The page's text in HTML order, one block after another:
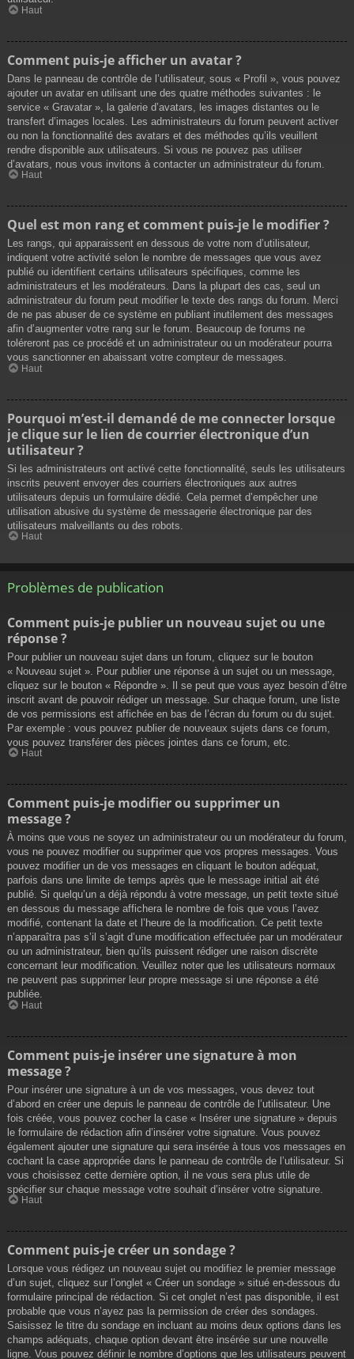
Haut
Comment puis-je afficher un avatar ?
Dans le panneau de contrôle de l’utilisateur, sous « Profil », vous pouvez
ajouter un avatar en utilisant une des quatre méthodes suivantes : le
service « Gravatar », la galerie d’avatars, les images distantes ou le
transfert d’images locales. Les administrateurs du forum peuvent activer
ou non la fonctionnalité des avatars et des méthodes qu’ils veuillent
rendre disponible aux utilisateurs. Si vous ne pouvez pas utiliser
d’avatars, nous vous invitons à contacter un administrateur du forum.
Haut
Quel est mon rang et comment puis-je le modifier ?
Les rangs, qui apparaissent en dessous de votre nom d’utilisateur,
indiquent votre activité selon le nombre de messages que vous avez
publié ou identifient certains utilisateurs spécifiques, comme les
administrateurs et les modérateurs. Dans la plupart des cas, seul un
administrateur du forum peut modifier le texte des rangs du forum. Merci
de ne pas abuser de ce système en publiant inutilement des messages
afin d’augmenter votre rang sur le forum. Beaucoup de forums ne
toléreront pas ce procédé et un administrateur ou un modérateur pourra
vous sanctionner en abaissant votre compteur de messages.
Haut
Pourquoi m’est-il demandé de me connecter lorsque
je clique sur le lien de courrier électronique d’un
utilisateur ?
Si les administrateurs ont activé cette fonctionnalité, seuls les utilisateurs
inscrits peuvent envoyer des courriers électroniques aux autres
utilisateurs depuis un formulaire dédié. Cela permet d’empêcher une
utilisation abusive du système de messagerie électronique par des
utilisateurs malveillants ou des robots.
Haut
Problèmes de publication
Comment puis-je publier un nouveau sujet ou une
réponse ?
Pour publier un nouveau sujet dans un forum, cliquez sur le bouton
« Nouveau sujet ». Pour publier une réponse à un sujet ou un message,
cliquez sur le bouton « Répondre ». Il se peut que vous ayez besoin d’être
inscrit avant de pouvoir rédiger un message. Sur chaque forum, une liste
de vos permissions est affichée en bas de l’écran du forum ou du sujet.
Par exemple : vous pouvez publier de nouveaux sujets dans ce forum,
vous pouvez transférer des pièces jointes dans ce forum, etc.
Haut
Comment puis-je modifier ou supprimer un
message ?
À moins que vous ne soyez un administrateur ou un modérateur du forum,
vous ne pouvez modifier ou supprimer que vos propres messages. Vous
pouvez modifier un de vos messages en cliquant le bouton adéquat,
parfois dans une limite de temps après que le message initial ait été
publié. Si quelqu’un a déjà répondu à votre message, un petit texte situé
en dessous du message affichera le nombre de fois que vous l’avez
modifié, contenant la date et l’heure de la modification. Ce petit texte
n’apparaîtra pas s’il s’agit d’une modification effectuée par un modérateur
ou un administrateur, bien qu’ils puissent rédiger une raison discrète
concernant leur modification. Veuillez noter que les utilisateurs normaux
ne peuvent pas supprimer leur propre message si une réponse a été
publiée.
Haut
Comment puis-je insérer une signature à mon
message ?
Pour insérer une signature à un de vos messages, vous devez tout
d’abord en créer une depuis le panneau de contrôle de l’utilisateur. Une
fois créée, vous pouvez cocher la case « Insérer une signature » depuis
le formulaire de rédaction afin d’insérer votre signature. Vous pouvez
également ajouter une signature qui sera insérée à tous vos messages en
cochant la case appropriée dans le panneau de contrôle de l’utilisateur. Si
vous choisissez cette dernière option, il ne vous sera plus utile de
spécifier sur chaque message votre souhait d’insérer votre signature.
Haut
Comment puis-je créer un sondage ?
Lorsque vous rédigez un nouveau sujet ou modifiez le premier message
d’un sujet, cliquez sur l’onglet « Créer un sondage » situé en-dessous du
formulaire principal de rédaction. Si cet onglet n’est pas disponible, il est
probable que vous n’ayez pas la permission de créer des sondages.
Saisissez le titre du sondage en incluant au moins deux options dans les
champs adéquats, chaque option devant être insérée sur une nouvelle
ligne. Vous pouvez définir le nombre d’options que les utilisateurs peuvent